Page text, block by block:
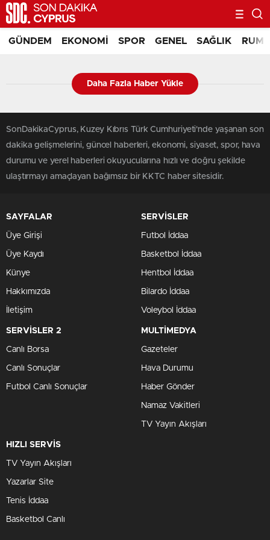
GÜNDEM EKONOMI SPOR GENEL SAĞLIK RUM
Daha Fazla Haber Yükle
SonDakikaCyprus, Kuzey Kıbrıs Türk Cumhuriyeti'nde yaşanan son
dakika gelişmelerini, güncel haberleri, ekonomi, siyaset, spor, hava
durumu ve yerel haberleri okuyucularına hızlı ve doğru şekilde
ulaştırmayı amaçlayan bağımsız bir KKTC haber sitesidir.
SAYFALAR
Üye Girişi
Üye Kaydı
Künye
Hakkımızda
İletişim
SERVİSLER
Futbol İddaa
Basketbol İddaa
Hentbol İddaa
Bilardo İddaa
Voleybol İddaa
SERVİSLER 2
Canlı Borsa
Canlı Sonuçlar
Futbol Canlı Sonuçlar
MULTİMEDYA
Gazeteler
Hava Durumu
Haber Gönder
Namaz Vakitleri
TV Yayın Akışları
HIZLI SERVİS
TV Yayın Akışları
Yazarlar Site
Tenis İddaa
Basketbol Canlı